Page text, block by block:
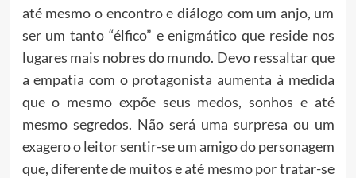
até mesmo o encontro e diálogo com um anjo, um
ser um tanto “élfico” e enigmático que reside nos
lugares mais nobres do mundo. Devo ressaltar que
a empatia com o protagonista aumenta à medida
que o mesmo expõe seus medos, sonhos e até
mesmo segredos. Não será uma surpresa ou um
exagero o leitor sentir-se um amigo do personagem
que, diferente de muitos e até mesmo por tratar-se